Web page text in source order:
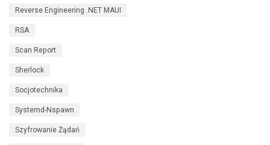
Reverse Engineering .NET MAUI
RSA
Scan Report
Sherlock
Socjotechnika
Systemd-Nspawn
Szyfrowanie Żądań